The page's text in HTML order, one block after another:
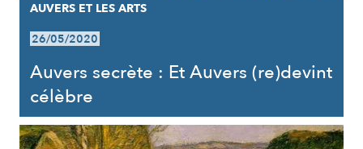
AUVERS ET LES ARTS
26/05/2020
Auvers secrète : Et Auvers (re)devint
célèbre